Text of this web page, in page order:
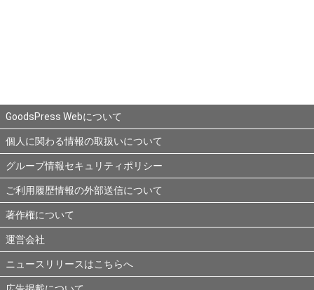
GoodsPress Webについて
個人に関わる情報の取扱いについて
グループ情報セキュリティポリシー
ご利用履歴情報の外部送信について
著作権について
運営会社
ニュースリリースはこちらへ